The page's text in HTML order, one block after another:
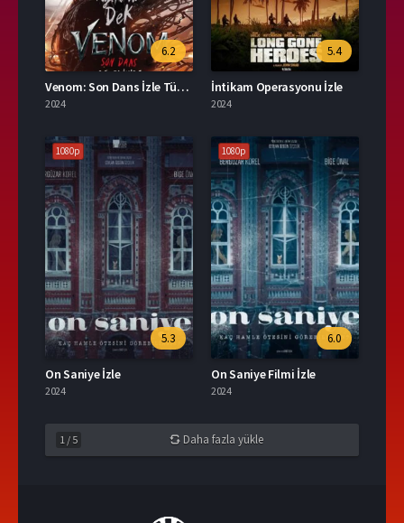
6.2
Venom: Son Dans İzle Türkçe Dublaj
2024
5.4
İntikam Operasyonu İzle
2024
1080p
5.3
On Saniye İzle
2024
1080p
6.0
On Saniye Filmi İzle
2024
1 / 5 Daha fazla yükle